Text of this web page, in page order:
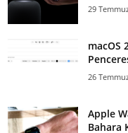
29
macOS
26
Apple
Bahara